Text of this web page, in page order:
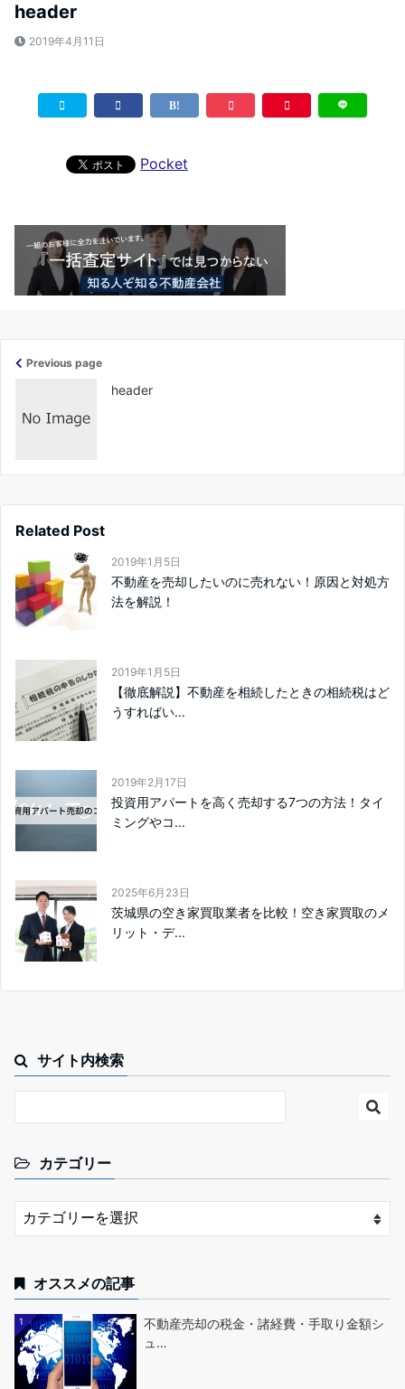
header
2019年4月11日
Pocket
Previous page
header
Related Post
2019年1月5日
不動産を売却したいのに売れない！原因と対処方
法を解説！
2019年1月5日
【徹底解説】不動産を相続したときの相続税はど
うすればい...
2019年2月17日
投資用アパートを高く売却する7つの方法！タイ
ミングやコ...
2025年6月23日
茨城県の空き家買取業者を比較！空き家買取のメ
リット・デ...
サイト内検索
カテゴリー
オススメの記事
1
不動産売却の税金・諸経費・手取り金額シ
ュ…